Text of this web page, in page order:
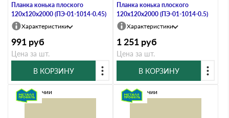
Планка конька плоского
120х120х2000 (ПЭ-01-1014-0.45)
Характеристики
991 руб
Цена за шт.
В КОРЗИНУ
Планка конька плоского
120х120х2000 (ПЭ-01-1014-0.5)
Характеристики
1 251 руб
Цена за шт.
В КОРЗИНУ
В наличии В наличии